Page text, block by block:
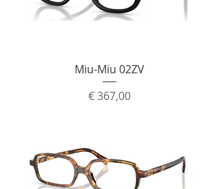
Miu-Miu 02ZV
Prijs
€ 367,00